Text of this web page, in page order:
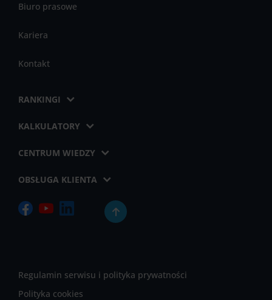
Biuro prasowe
Kariera
Kontakt
RANKINGI
KALKULATORY
CENTRUM WIEDZY
OBSŁUGA KLIENTA
Regulamin serwisu i polityka prywatności
Polityka cookies